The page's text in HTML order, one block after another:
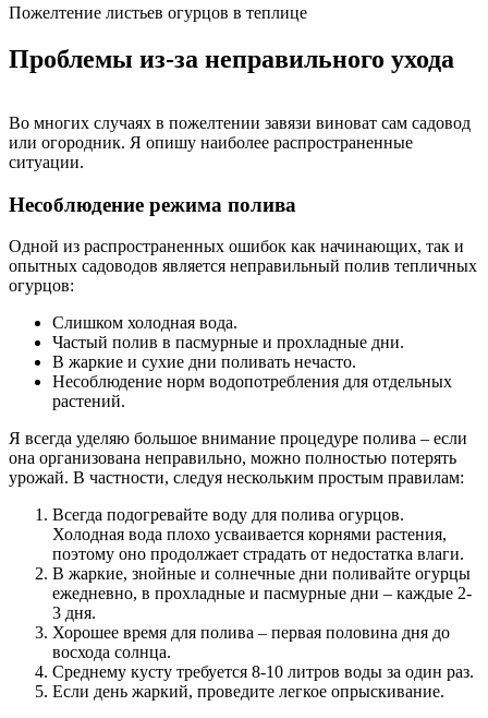
Пожелтение листьев огурцов в теплице
Проблемы из-за неправильного ухода
Во многих случаях в пожелтении завязи виноват сам садовод
или огородник. Я опишу наиболее распространенные
ситуации.
Несоблюдение режима полива
Одной из распространенных ошибок как начинающих, так и
опытных садоводов является неправильный полив тепличных
огурцов:
Слишком холодная вода.
Частый полив в пасмурные и прохладные дни.
В жаркие и сухие дни поливать нечасто.
Несоблюдение норм водопотребления для отдельных
растений.
Я всегда уделяю большое внимание процедуре полива – если
она организована неправильно, можно полностью потерять
урожай. В частности, следуя нескольким простым правилам:
Всегда подогревайте воду для полива огурцов.
Холодная вода плохо усваивается корнями растения,
поэтому оно продолжает страдать от недостатка влаги.
В жаркие, знойные и солнечные дни поливайте огурцы
ежедневно, в прохладные и пасмурные дни – каждые 2-
3 дня.
Хорошее время для полива – первая половина дня до
восхода солнца.
Среднему кусту требуется 8-10 литров воды за один раз.
Если день жаркий, проведите легкое опрыскивание.